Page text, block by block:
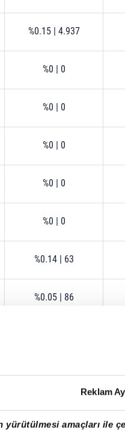
Reklam
amaçları ile
%0.15 4.937
%0 0
%0 0
%0 0
%0 0
%0 0
%0.14 63
%0.05 86
%0 | 0
%0.06 | 29